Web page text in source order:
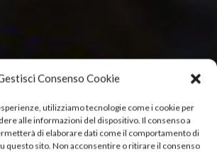
Consenso Cookie
utilizziamo tecnologie come i cookie per
alle informazioni del dispositivo. Il consenso a
di elaborare dati come il comportamento di
questo sito. Non acconsentire o ritirare il consenso